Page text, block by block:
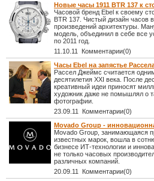
Новые часы 1911 BTR 137 к
Часовой бренд Ebel к своему
BTR 137. Чистый дизайн часов
произведений архитектуры.
модель, объединил в себе все
по 2011 год.
11.10.11 Комментарии(0)
Часы Ebel на запястье
Рассел Джеймс считается
десятилетия XXI века. После
креативный идеи приносят
художник даже не помышлял о
фотографии.
23.09.11 Комментарии(0)
Movado Group -
Movado Group, занимающаяся
известных марок, вошла в
бизнесе ИТ-технологии и
не только часовых
различных компаний.
20.09.11 Комментарии(0)